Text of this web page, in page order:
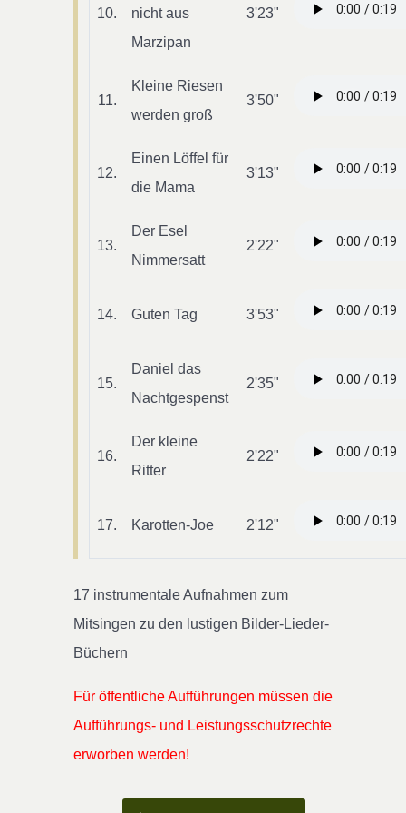
10.
nicht aus
Marzipan
3'23"
11.
Kleine Riesen
werden groß
3'50"
12.
Einen Löffel für
die Mama
3'13"
13.
Der Esel
Nimmersatt
2'22"
14. Guten Tag 3'53"
15.
Daniel das
Nachtgespenst
2'35"
16.
Der kleine
Ritter
2'22"
17. Karotten-Joe 2'12"
17 instrumentale Aufnahmen zum
Mitsingen zu den lustigen Bilder-Lieder-
Büchern
Für öffentliche Aufführungen müssen die
Aufführungs- und Leistungsschutzrechte
erworben werden!